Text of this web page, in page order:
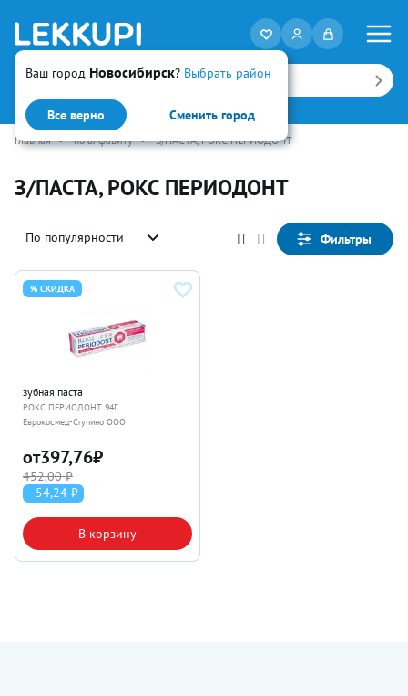
Ваш город Новосибирск? Выбрать район
Все верно Сменить город
Искать
Главная • по алфавиту • З/ПАСТА, РОКС ПЕРИОДОНТ
З/ПАСТА, РОКС ПЕРИОДОНТ
По популярности Фильтры
% СКИДКА
зубная паста
РОКС ПЕРИОДОНТ 94Г
Еврокосмед-Ступино ООО
от397,76₽
452,00 ₽
- 54,24 ₽
В корзину